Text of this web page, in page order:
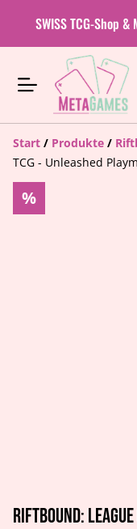
SWISS TCG-Shop
Start / Produkte /
TCG - Unleashed
%
Riftbound: League